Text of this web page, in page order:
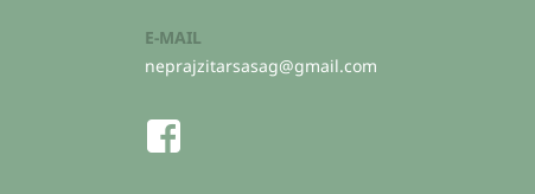
E-MAIL
neprajzitarsasag@gmail.com